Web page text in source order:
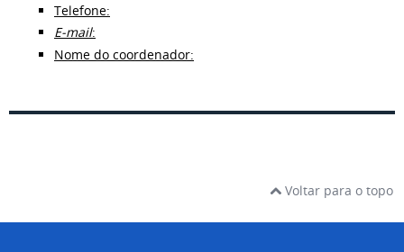
Telefone:
E-mail:
Nome do coordenador:
Voltar para o topo